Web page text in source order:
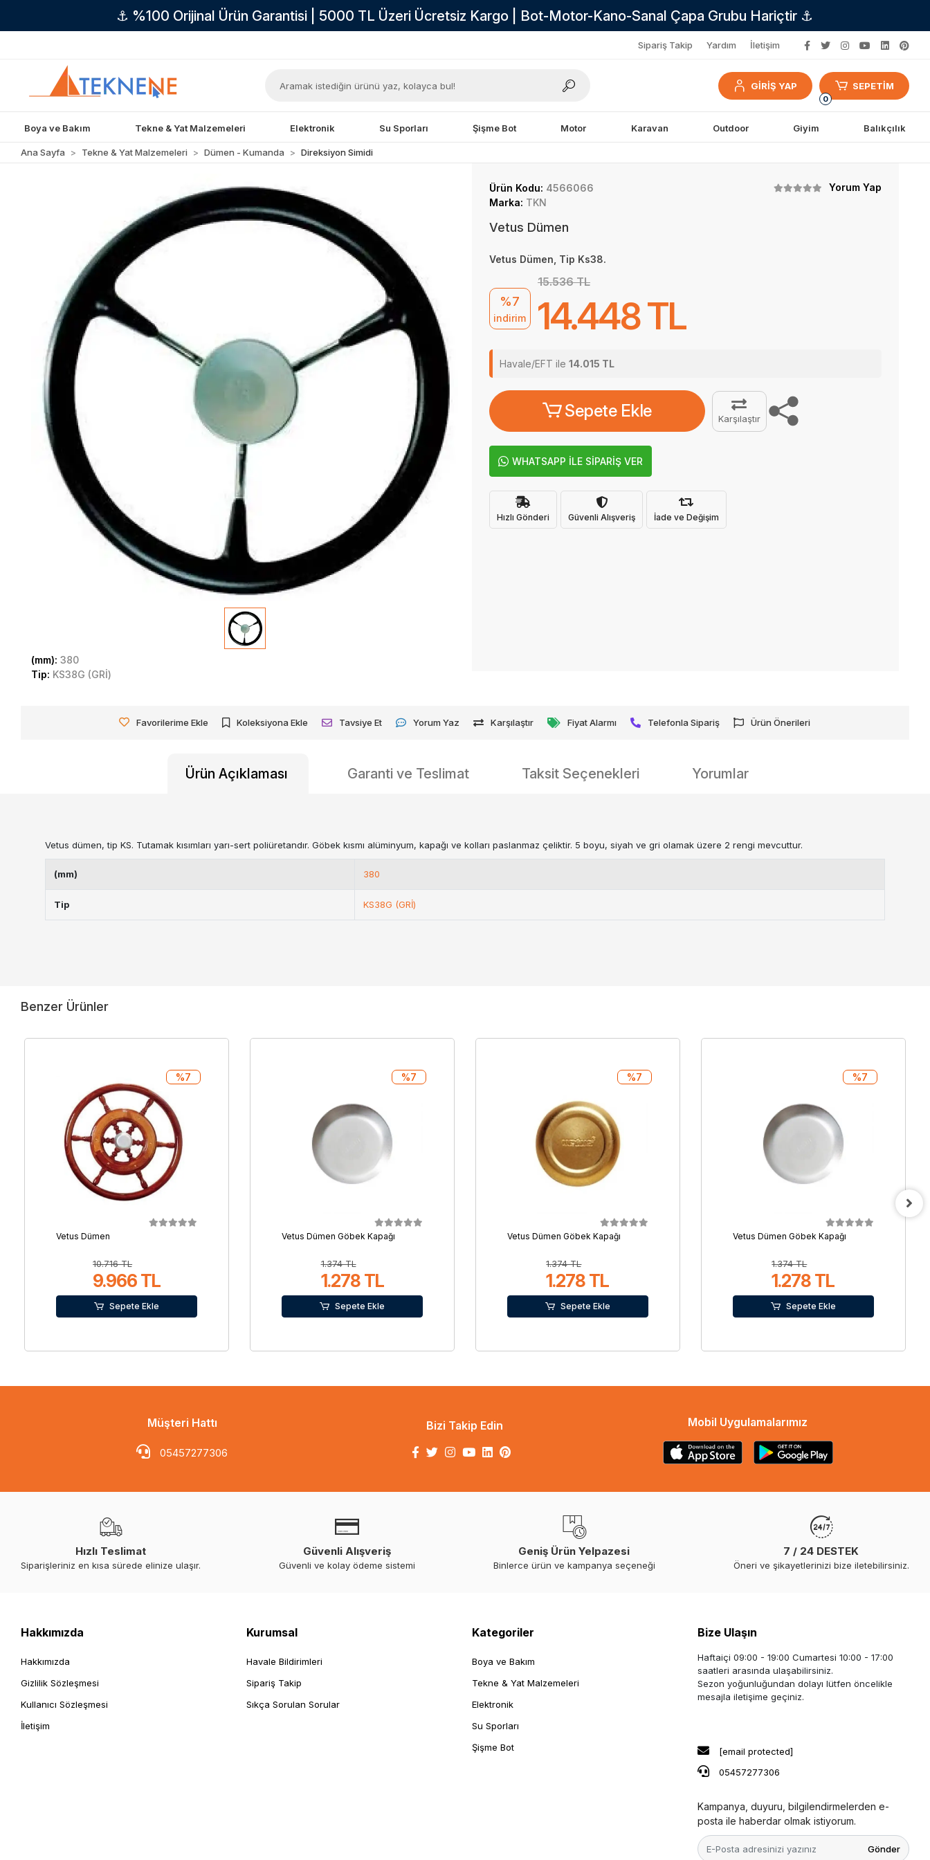
⚓ %100 Orijinal Ürün Garantisi | 5000 TL Üzeri Ücretsiz Kargo | Bot-Motor-Kano-Sanal Çapa Grubu Hariçtir ⚓
Sipariş Takip Yardım İletişim
GİRİŞ YAP
0
SEPETİM
Boya ve Bakım Tekne & Yat Malzemeleri Elektronik Su Sporları Şişme Bot Motor Karavan Outdoor Giyim Balıkçılık
Ana Sayfa Tekne & Yat Malzemeleri Dümen - Kumanda Direksiyon Simidi
(mm):380
Tip: KS38G (GRİ)
Ürün Kodu: 4566066
Yorum Yap
Marka: TKN
Vetus Dümen
Vetus Dümen, Tip Ks38.
%7
indirim
15.536 TL
14.448 TL
Havale/EFT ile 14.015 TL
Sepete Ekle Karşılaştır
WHATSAPP İLE SİPARİŞ VER
Hızlı Gönderi Güvenli Alışveriş İade ve Değişim
Favorilerime Ekle Koleksiyona Ekle Tavsiye Et Yorum Yaz Karşılaştır Fiyat Alarmı Telefonla Sipariş Ürün Önerileri
Ürün Açıklaması Garanti ve Teslimat Taksit Seçenekleri Yorumlar
Vetus dümen, tip KS. Tutamak kısımları yarı-sert poliüretandır. Göbek kısmı alüminyum, kapağı ve kolları paslanmaz çeliktir. 5 boyu, siyah ve gri olamak üzere 2 rengi mevcuttur.
(mm) 380
Tip KS38G (GRİ)
Benzer Ürünler
Vetus Dümen
10.716 TL
9.966 TL
%7
Sepete Ekle
Vetus Dümen Göbek Kapağı
1.374 TL
1.278 TL
%7
Sepete Ekle
Vetus Dümen Göbek Kapağı
1.374 TL
1.278 TL
%7
Sepete Ekle
Vetus Dümen Göbek Kapağı
1.374 TL
1.278 TL
%7
Sepete Ekle
Müşteri Hattı
05457277306
Bizi Takip Edin Mobil Uygulamalarımız
Hızlı Teslimat
Siparişleriniz en kısa sürede elinize ulaşır.
Güvenli Alışveriş
Güvenli ve kolay ödeme sistemi
Geniş Ürün Yelpazesi
Binlerce ürün ve kampanya seçeneği
7 / 24 DESTEK
Öneri ve şikayetlerinizi bize iletebilirsiniz.
Hakkımızda
Hakkımızda
Gizlilik Sözleşmesi
Kullanıcı Sözleşmesi
İletişim
Kurumsal
Havale Bildirimleri
Sipariş Takip
Sıkça Sorulan Sorular
Kategoriler
Boya ve Bakım
Tekne & Yat Malzemeleri
Elektronik
Su Sporları
Şişme Bot
Bize Ulaşın
Haftaiçi 09:00 - 19:00 Cumartesi 10:00 - 17:00
saatleri arasında ulaşabilirsiniz.
Sezon yoğunluğundan dolayı lütfen öncelikle
mesajla iletişime geçiniz.
[email protected]
05457277306
Kampanya, duyuru, bilgilendirmelerden e-
posta ile haberdar olmak istiyorum.
Gönder